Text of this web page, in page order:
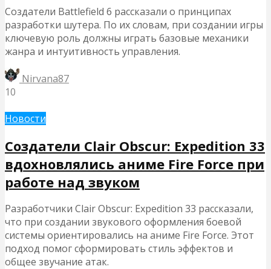
Создатели Battlefield 6 рассказали о принципах
разработки шутера. По их словам, при создании игры
ключевую роль должны играть базовые механики
жанра и интуитивность управления.
Nirvana87
10
Новости
Создатели Clair Obscur: Expedition 33
вдохновлялись аниме Fire Force при
работе над звуком
Разработчики Clair Obscur: Expedition 33 рассказали,
что при создании звукового оформления боевой
системы ориентировались на аниме Fire Force. Этот
подход помог сформировать стиль эффектов и
общее звучание атак.